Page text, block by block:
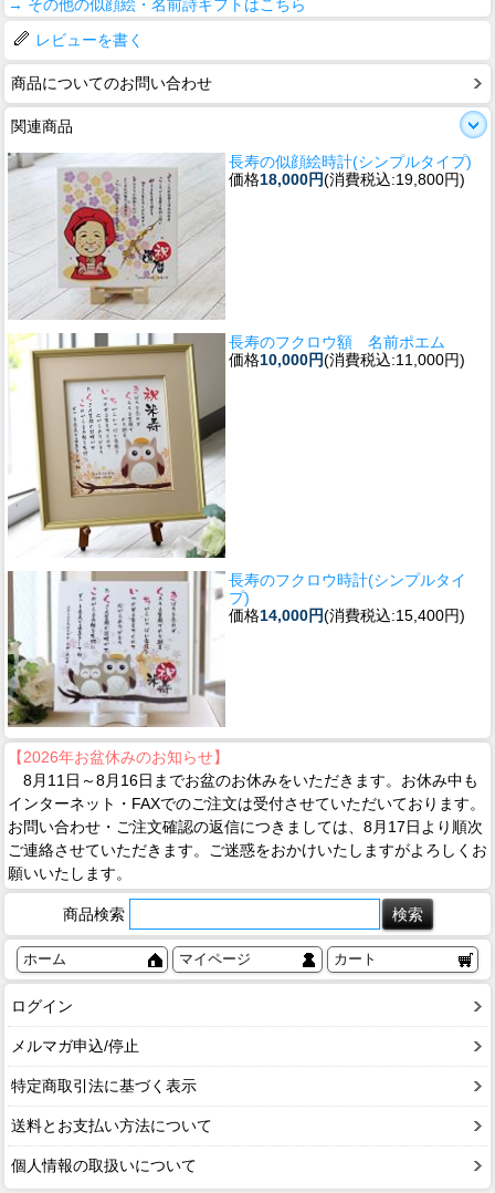
→ その他の似顔絵・名前詩ギフトはこちら
レビューを書く
商品についてのお問い合わせ
関連商品
長寿の似顔絵時計(シンプルタイプ)
価格18,000円(消費税込:19,800円)
長寿のフクロウ額 名前ポエム
価格10,000円(消費税込:11,000円)
長寿のフクロウ時計(シンプルタイ
プ)
価格14,000円(消費税込:15,400円)
【2026年お盆休みのお知らせ】
8月11日～8月16日までお盆のお休みをいただきます。お休み中も
インターネット・FAXでのご注文は受付させていただいております。
お問い合わせ・ご注文確認の返信につきましては、8月17日より順次
ご連絡させていただきます。ご迷惑をおかけいたしますがよろしくお
願いいたします。
商品検索
ホーム マイページ カート
ログイン
メルマガ申込/停止
特定商取引法に基づく表示
送料とお支払い方法について
個人情報の取扱いについて